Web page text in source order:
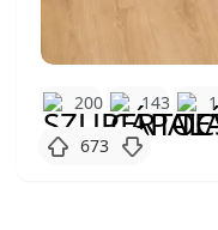
200 143
673